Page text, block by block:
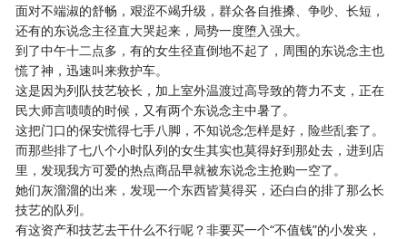
面对不端淑的舒畅，艰涩不竭升级，群众各自推搡、争吵、长短，
还有的东说念主径直大哭起来，局势一度堕入强大。
到了中午十二点多，有的女生径直倒地不起了，周围的东说念主也
慌了神，迅速叫来救护车。
这是因为列队技艺较长，加上室外温渡过高导致的膂力不支，正在
民大师言啧啧的时候，又有两个东说念主中暑了。
这把门口的保安慌得七手八脚，不知说念怎样是好，险些乱套了。
而那些排了七八个小时队列的女生其实也莫得好到那处去，进到店
里，发现我方可爱的热点商品早就被东说念主抢购一空了。
她们灰溜溜的出来，发现一个东西皆莫得买，还白白的排了那么长
技艺的队列。
有这资产和技艺去干什么不行呢？非要买一个“不值钱”的小发夹，